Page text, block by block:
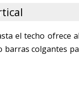
el techo ofrece
barras colgantes